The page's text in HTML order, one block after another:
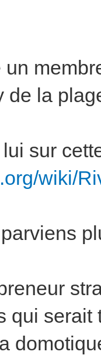
de la
sur
wiki/
qui